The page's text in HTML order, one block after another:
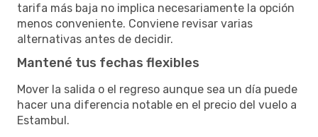
tarifa más baja no implica necesariamente la opción
menos conveniente. Conviene revisar varias
alternativas antes de decidir.
Mantené tus fechas flexibles
Mover la salida o el regreso aunque sea un día puede
hacer una diferencia notable en el precio del vuelo a
Estambul.